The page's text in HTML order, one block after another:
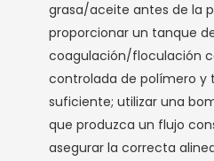
grasa/aceite antes de la
proporcionar un tanque
coagulación/floculación
controlada de polímero y
suficiente; utilizar una
que produzca un flujo
asegurar la correcta